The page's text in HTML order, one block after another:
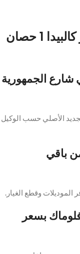
أسئلة وأجوبة حول سعر موتور كالبيدا 1 حصان
1 حصان في شارع الجمهورية
جنيه للموتور الجديد الأصلي حسب الوكيل
باقي
الموديلات وقطع الغيار.
بسعر